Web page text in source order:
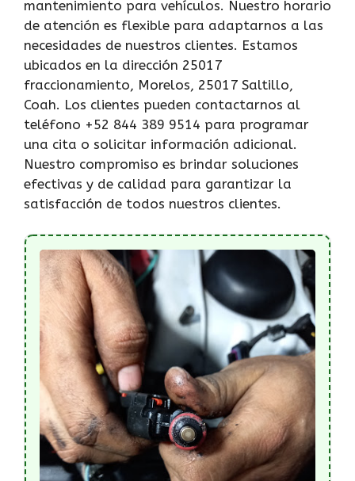
mantenimiento para vehículos. Nuestro horario
de atención es flexible para adaptarnos a las
necesidades de nuestros clientes. Estamos
ubicados en la dirección 25017
fraccionamiento, Morelos, 25017 Saltillo,
Coah. Los clientes pueden contactarnos al
teléfono +52 844 389 9514 para programar
una cita o solicitar información adicional.
Nuestro compromiso es brindar soluciones
efectivas y de calidad para garantizar la
satisfacción de todos nuestros clientes.